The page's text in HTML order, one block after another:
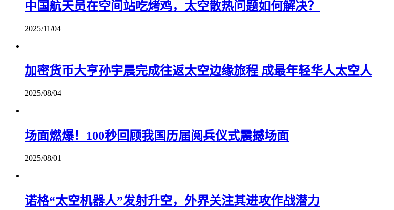
中国航天员在空间站吃烤鸡，太空散热问题如何解决？
2025/11/04
加密货币大亨孙宇晨完成往返太空边缘旅程 成最年轻华人太空人
2025/08/04
场面燃爆！100秒回顾我国历届阅兵仪式震撼场面
2025/08/01
诺格“太空机器人”发射升空，外界关注其进攻作战潜力